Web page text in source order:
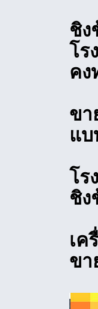
ชิง
โร
คง
ขา
แบ
โร
ชิง
เค
ขา